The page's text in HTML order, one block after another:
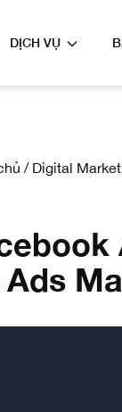
DỊCH VỤ
/ Digital
Ads